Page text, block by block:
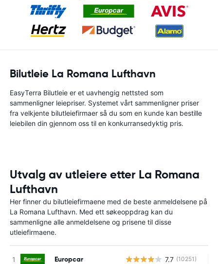
Bilutleie La Romana Lufthavn
EasyTerra Bilutleie er et uavhengig nettsted som
sammenligner leiepriser. Systemet vårt sammenligner priser
fra velkjente bilutleiefirmaer så du som en kunde kan bestille
leiebilen din gjennom oss til en konkurransedyktig pris.
Utvalg av utleiere etter La Romana
Lufthavn
Her finner du bilutleiefirmaene med de beste anmeldelsene på
La Romana Lufthavn. Med ett søkeoppdrag kan du
sammenligne alle anmeldelsene og prisene til disse
utleiefirmaene.
Europcar 7.7 (10251)